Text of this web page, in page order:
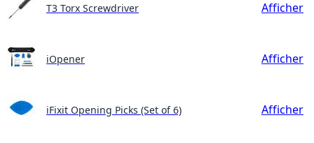
T3 Torx Screwdriver Afficher
iOpener Afficher
iFixit Opening Picks (Set of 6) Afficher